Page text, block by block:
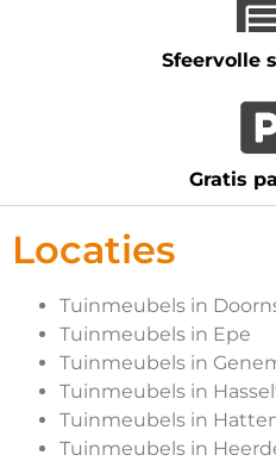
Sfeervolle
Gratis
Locaties
Tuinmeubels in
Tuinmeubels in Epe
Tuinmeubels in
Tuinmeubels in
Tuinmeubels in
Tuinmeubels in